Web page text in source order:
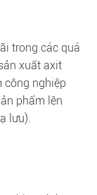
trong các quá
xuất axit
công nghiệp
phẩm lên
lưu).